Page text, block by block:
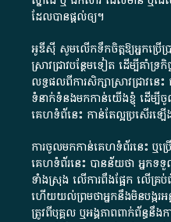
ដែល​បាន​ផ្តល់​ឲ្យ​។
អូឌីស៊ី សូមលើកទឹកចិត្តឱ្យអ្នកប្រើប្
ស្រាវជ្រាវបន្ថែមទៀត ដើម្បីគាំទ្
លទ្ធផលពីការសិក្សាស្រាវជ្រាវនេ
ទំនាក់ទំនងមកកាន់យើងខ្ញុំ ដើម្បី
គេហទំព័នេះ កាន់តែល្អប្រសើរឡើ
ការចូលមកកាន់គេហទំព័រនេះ ឬប្
គេហទំព័រនេះ បានន័យថា អ្នកទ
ទាំងស្រុង លើការពឹងផ្អែក លើគ្រ
ហើយយល់ព្រមថាអ្នកនឹងមិនបង្ករអ
ត្រូវពីបុគ្គល ឬអង្គភាពពាក់ព័ន្ធនឹង